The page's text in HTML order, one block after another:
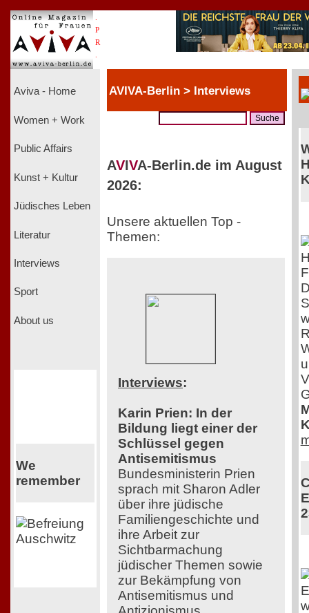
P
R
Aviva - Home
Women + Work
Public Affairs
Kunst + Kultur
Jüdisches Leben
Literatur
Interviews
Sport
About us
We
remember
AVIVA-Berlin > Interviews
AVIVA-Berlin.de im August
2026:
Unsere aktuellen Top -
Themen:
Interviews:
Karin Prien: In der
Bildung liegt einer der
Schlüssel gegen
Antisemitismus
Bundesministerin Prien
sprach mit Sharon Adler
über ihre jüdische
Familiengeschichte und
ihre Arbeit zur
Sichtbarmachung
jüdischer Themen sowie
zur Bekämpfung von
Antisemitismus und